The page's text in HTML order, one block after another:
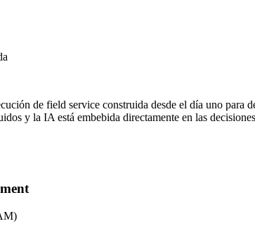
de field service construida desde el día uno
y la IA está embebida directamente en las